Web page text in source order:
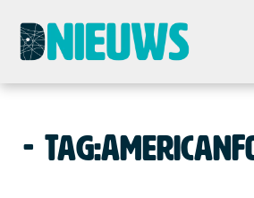
Tag: